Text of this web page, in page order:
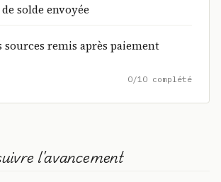
solde envoyée
sources remis après paiement
0/10 complété
l'avancement